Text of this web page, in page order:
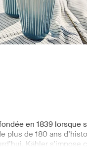
en 1839 lorsque
de 180 ans
Kähler